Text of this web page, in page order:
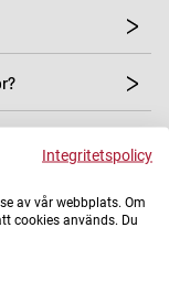
Integritetspolicy
av vår webbplats. Om
cookies används. Du